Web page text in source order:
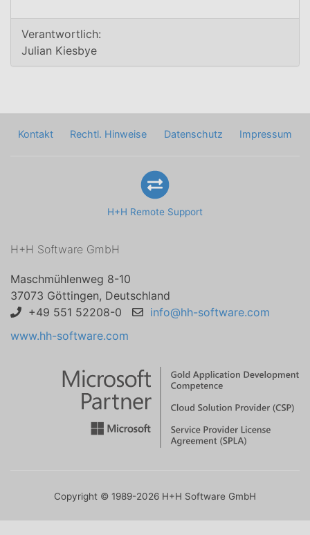
Verantwortlich:
Julian Kiesbye
Kontakt Rechtl. Hinweise Datenschutz Impressum
H+H Remote Support
H+H Software GmbH
Maschmühlenweg 8-10
37073 Göttingen, Deutschland
+49 551 52208-0
info@hh-software.com
www.hh-software.com
Copyright © 1989-2026 H+H Software GmbH